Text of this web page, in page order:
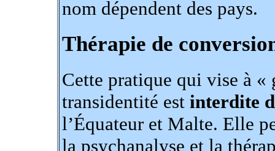
nom dépendent des pays.
Thérapie de
Cette pratique qui vise à
transidentité est interdite
l’Équateur et Malte. Elle
la psychanalyse et la